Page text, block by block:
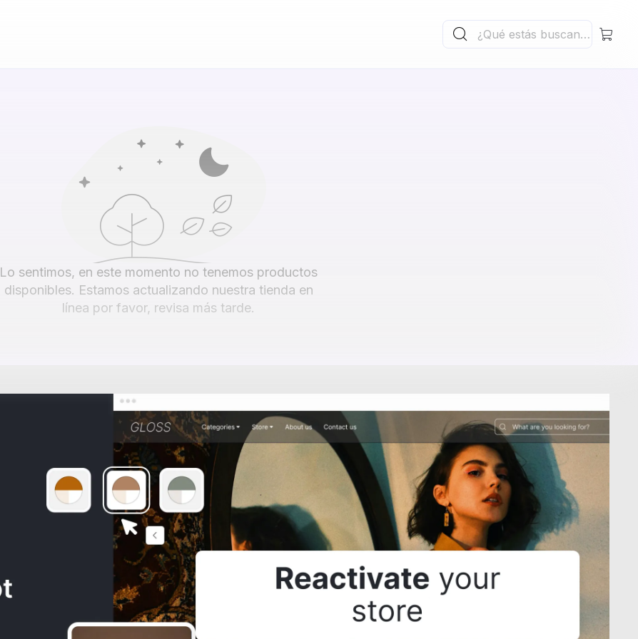
Lo sentimos, en este momento no tenemos productos
disponibles. Estamos actualizando nuestra tienda en
línea por favor, revisa más tarde.
Consulta los Términos y condiciones de la tienda.
Al crear una cuenta, aceptas nuestros
Términos y condiciones
y las normas de
Políticas de tratamiento de datos
de Domun
Domun no se hace responsable por los productos
comercializados ni el servicio prestado.
Crea tu página web con Domun
Descarga la App